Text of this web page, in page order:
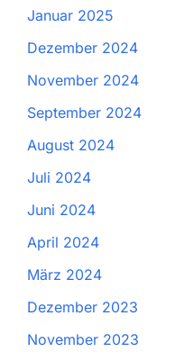
Januar 2025
Dezember 2024
November 2024
September 2024
August 2024
Juli 2024
Juni 2024
April 2024
März 2024
Dezember 2023
November 2023